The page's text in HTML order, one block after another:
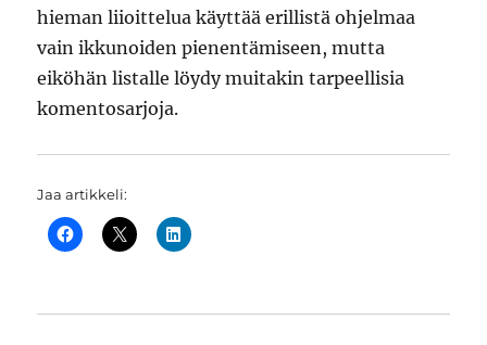
hieman liioittelua käyttää erillistä ohjelmaa
vain ikkunoiden pienentämiseen, mutta
eiköhän listalle löydy muitakin tarpeellisia
komentosarjoja.
Jaa artikkeli: